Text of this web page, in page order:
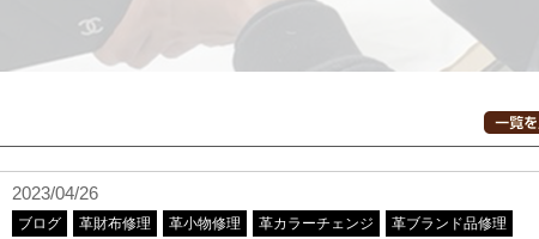
2023/04/26
ブログ 革財布修理 革小物修理 革カラーチェンジ 革ブランド品修理